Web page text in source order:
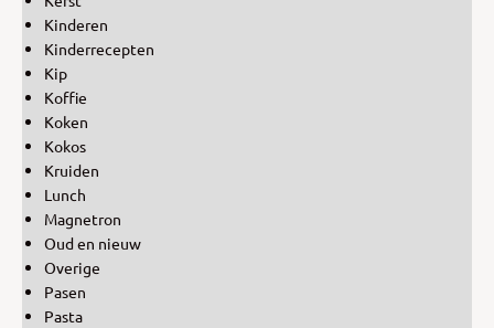
Kinderen
Kinderrecepten
Kip
Koffie
Koken
Kokos
Kruiden
Lunch
Magnetron
Oud en nieuw
Overige
Pasen
Pasta